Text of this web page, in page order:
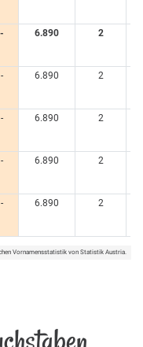
- 6.890 2
- 6.890 2
- 6.890 2
- 6.890 2
- 6.890 2
Vornamensstatistik von Statistik Austria.